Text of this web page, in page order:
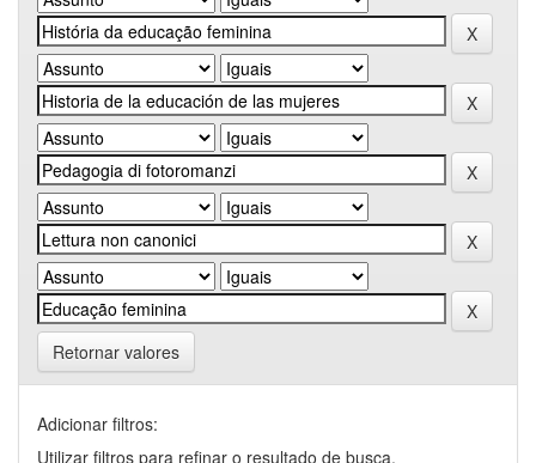
Retornar valores
Adicionar filtros:
Utilizar filtros para refinar o resultado de busca.